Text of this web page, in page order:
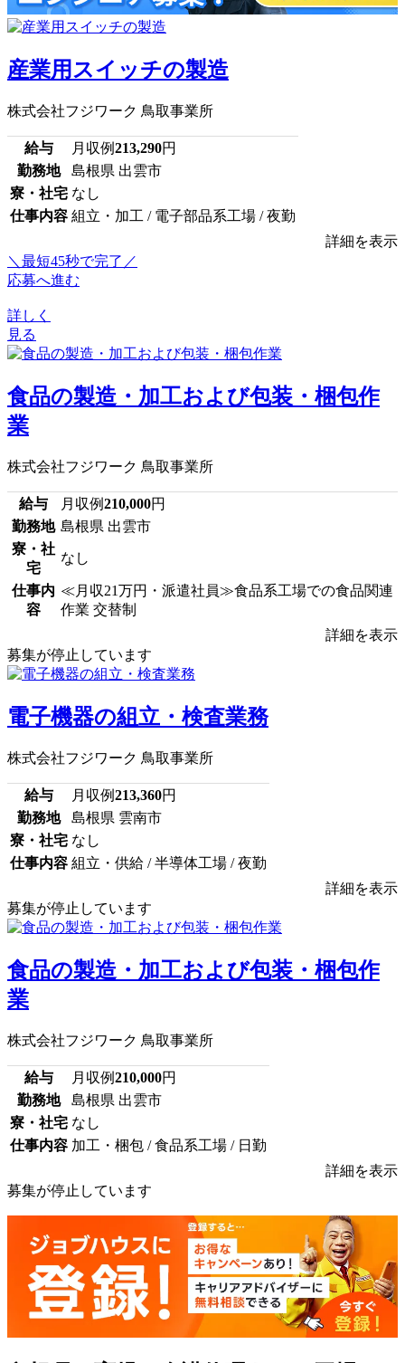
産業用スイッチの製造
株式会社フジワーク 鳥取事業所
給与 月収例213,290円
勤務地
島根県 出雲市
寮・社宅 なし
仕事内容 組立・加工 / 電子部品系工場 / 夜勤
詳細を表示
＼最短45秒で完了／
応募へ進む
詳しく
見る
食品の製造・加工および包装・梱包作
業
株式会社フジワーク 鳥取事業所
給与 月収例210,000円
勤務地 島根県 出雲市
寮・社
宅
なし
仕事内
容
≪月収21万円・派遣社員≫食品系工場での食品関連
作業 交替制
詳細を表示
募集が停止しています
電子機器の組立・検査業務
株式会社フジワーク 鳥取事業所
給与 月収例213,360円
勤務地
島根県 雲南市
寮・社宅 なし
仕事内容 組立・供給 / 半導体工場 / 夜勤
詳細を表示
募集が停止しています
食品の製造・加工および包装・梱包作
業
株式会社フジワーク 鳥取事業所
給与 月収例210,000円
勤務地
島根県 出雲市
寮・社宅 なし
仕事内容 加工・梱包 / 食品系工場 / 日勤
詳細を表示
募集が停止しています